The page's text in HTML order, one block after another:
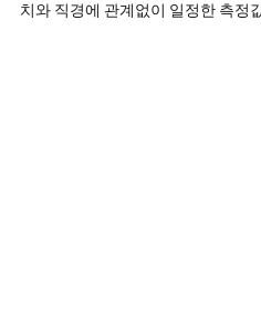
치와 직경에 관계없이 일정한 측정